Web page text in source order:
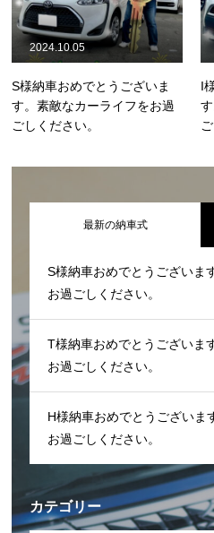
S様納車おめでとうございま
す。素敵なカーライフをお過
ごしください。
2024.10.05
I
最新の納車式
S様納車おめでとうございま
お過ごしください。
T様納車おめでとうございま
お過ごしください。
H様納車おめでとうございま
お過ごしください。
カテゴリー